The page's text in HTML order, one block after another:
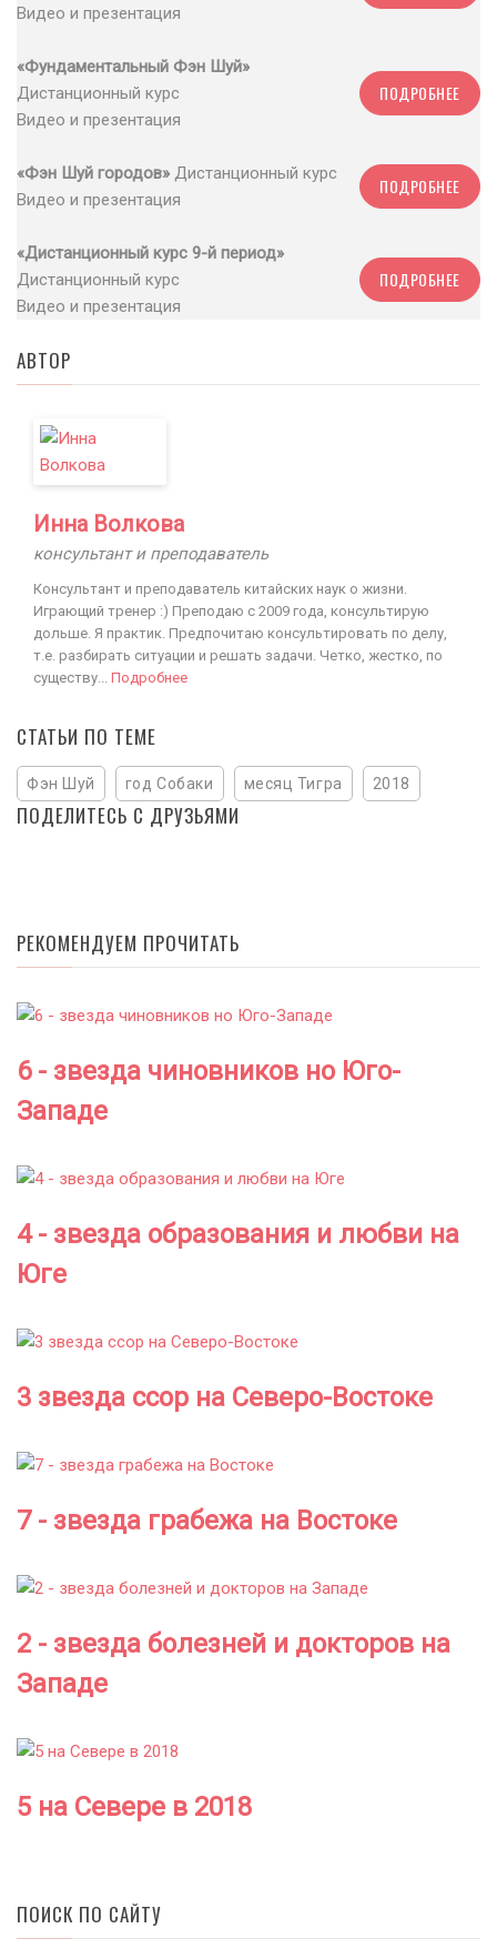
Видео и презентация
«Фундаментальный Фэн Шуй»
Дистанционный курс
Видео и презентация
ПОДРОБНЕЕ
«Фэн Шуй городов» Дистанционный курс
Видео и презентация
ПОДРОБНЕЕ
«Дистанционный курс 9-й период»
Дистанционный курс
Видео и презентация
ПОДРОБНЕЕ
АВТОР
Инна Волкова
консультант и преподаватель
Консультант и преподаватель китайских наук о жизни.
Играющий тренер :) Преподаю с 2009 года, консультирую
дольше. Я практик. Предпочитаю консультировать по делу,
т.е. разбирать ситуации и решать задачи. Четко, жестко, по
существу... Подробнее
СТАТЬИ ПО ТЕМЕ
Фэн Шуй год Собаки месяц Тигра 2018
ПОДЕЛИТЕСЬ С ДРУЗЬЯМИ
РЕКОМЕНДУЕМ ПРОЧИТАТЬ
6 - звезда чиновников но Юго-
Западе
4 - звезда образования и любви на
Юге
3 звезда ссор на Северо-Востоке
7 - звезда грабежа на Востоке
2 - звезда болезней и докторов на
Западе
5 на Севере в 2018
ПОИСК ПО САЙТУ